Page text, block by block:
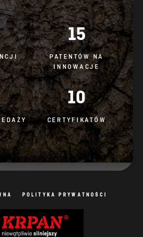
15
PATENTÓW NA
INNOWACJE
10
CERTYFIKATÓW
POLITYKA PRYWATNOŚCI